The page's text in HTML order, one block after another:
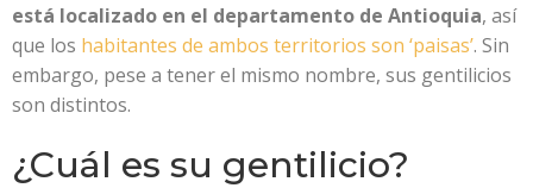
está localizado en el departamento de Antioquia, así
que los habitantes de ambos territorios son ‘paisas’. Sin
embargo, pese a tener el mismo nombre, sus gentilicios
son distintos.
¿Cuál es su gentilicio?